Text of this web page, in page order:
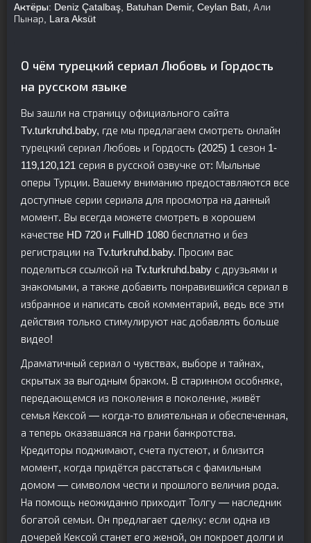
Актёры: Deniz Çatalbaş, Batuhan Demir, Ceylan Batı, Али
Пынар, Lara Aksüt
О чём турецкий сериал Любовь и Гордость
на русском языке
Вы зашли на страницу официального сайта
Tv.turkruhd.baby, где мы предлагаем смотреть онлайн
турецкий сериал Любовь и Гордость (2025) 1 сезон 1-
119,120,121 серия в русской озвучке от: Мыльные
оперы Турции. Вашему вниманию предоставляются все
доступные серии сериала для просмотра на данный
момент. Вы всегда можете смотреть в хорошем
качестве HD 720 и FullHD 1080 бесплатно и без
регистрации на Tv.turkruhd.baby. Просим вас
поделиться ссылкой на Tv.turkruhd.baby с друзьями и
знакомыми, а также добавить понравившийся сериал в
избранное и написать свой комментарий, ведь все эти
действия только стимулируют нас добавлять больше
видео!
Драматичный сериал о чувствах, выборе и тайнах,
скрытых за выгодным браком. В старинном особняке,
передающемся из поколения в поколение, живёт
семья Кексой — когда-то влиятельная и обеспеченная,
а теперь оказавшаяся на грани банкротства.
Кредиторы поджимают, счета пустеют, и близится
момент, когда придётся расстаться с фамильным
домом — символом чести и прошлого величия рода.
На помощь неожиданно приходит Толгу — наследник
богатой семьи. Он предлагает сделку: если одна из
дочерей Кексой станет его женой, он покроет долги и